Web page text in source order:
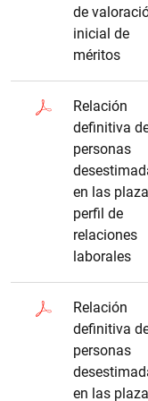
de
inicial de
méritos
Relación
definitiva
personas
en las
perfil de
relaciones
laborales
Relación
definitiva
personas
en las